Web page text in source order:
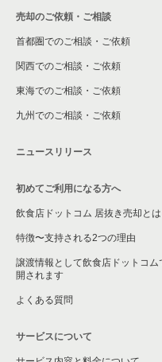
相模原市中央区の飲食店の
横浜市保土ケ谷区の飲食店
横浜市旭区の飲食店の居抜
横浜市緑区の飲食店の居抜
平塚市の飲食店の居抜き売
横浜市港南区の飲食店の居
横須賀市の飲食店の居抜き
三浦市の飲食店の居抜き売
藤沢市の飲食店の居抜き売
売却のご依頼・ご相談
首都圏でのご相談・ご依頼
関西でのご相談・ご依頼
東海でのご相談・ご依頼
九州でのご相談・ご依頼
ニュースリリース
初めてご利用になる方へ
飲食店ドットコム 居抜き売却とは
特徴〜支持される2つの理由
譲渡情報として飲食店ドットコム
開されます
よくある質問
サービスについて